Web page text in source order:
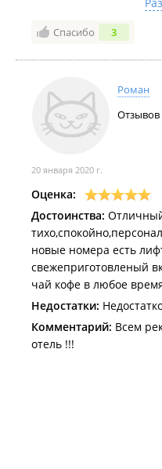
Двухместный номер
Заезд: с 14:00 до 18:00.
Выезд: с 8:00 до 12:00.
Услуги питания:
Поблизости есть кафе "
Услуги:
Номера для
Круглосуточная
Размещение
Гостиница вЕдином
сфере туристской
отель в самом Центре
Недостатки: Не
Спасибо 3
Роман
Отзывов
20 января 2020 г.
Оценка:
Достоинства:
новые номера есть
свежеприготовленый
чай кофе в любое
Недостатки:
Комментарий: Всем
отель !!!